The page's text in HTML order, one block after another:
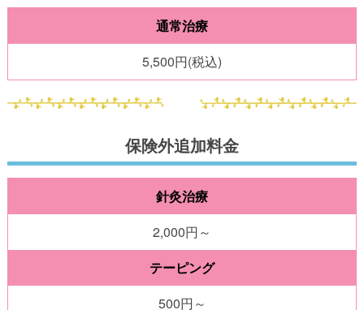
通常治療
5,500円(税込)
保険外追加料金
針灸治療
2,000円～
テーピング
500円～